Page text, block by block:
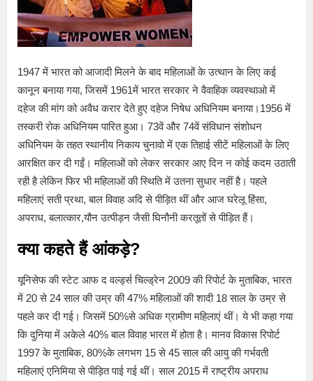
1947 में भारत को आजादी मिलने के बाद महिलाओं के उत्थान के लिए कई
कानून बनाया गया, जिसमें 1961में भारत सरकार ने वैवाहिक व्यवस्थाओ में
दहेज की मांग को अवैध करार देते हुए दहेज निषेध अधिनियम बनाया।1956 में
तस्करी रोक अधिनियम पारित हुआ। 73वें और 74वें संविधान संशोधन
अधिनियम के तहत स्थानीय निकाय चुनावो में एक तिहाई सीटें महिलाओं के लिए
आरक्षित कर दी गईं। महिलाओं को लेकर सरकार आए दिन न कोई कदम उठाती
रही है लेकिन फिर भी महिलाओं की स्थिति में उतना सुधार नहीं है। पहले
महिलाएं सती प्रथा, बाल विवाह अदि से पीड़ित थीं और आज घरेलू हिंसा,
अपराध, बलात्कार,यौन उत्पीड़न जैसी घिनौनी करतूतों से पीड़ित हैं।
क्या कहते हैं आंकड़े?
यूनिसेफ की स्टेट आफ द वर्ल्ड्स चिल्ड्रेन 2009 की रिपोर्ट के मुताबिक, भारत
में 20 से 24 साल की उम्र की 47% महिलाओं की शादी 18 साल के उम्र से
पहले कर दी गई। जिसमें 50%से अधिक ग्रामीण महिलाएं थीं। ये भी कहा गया
कि दुनिया में अकेले 40% बाल विवाह भारत में होता है। मानव विकास रिपोर्ट
1997 के मुताबिक, 80%के लगभग 15 से 45 साल की आयु की गर्भवती
महिलाएं एनिमिया से पीड़ित पाई गई थीं। साल 2015 में राष्ट्रीय अपराध